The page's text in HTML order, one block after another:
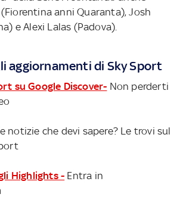
anni Quaranta), Josh
e Alexi Lalas (Padova).
aggiornamenti di Sky Sport
su Google Discover- Non perderti
notizie che devi sapere? Le trovi sul
Highlights - Entra in